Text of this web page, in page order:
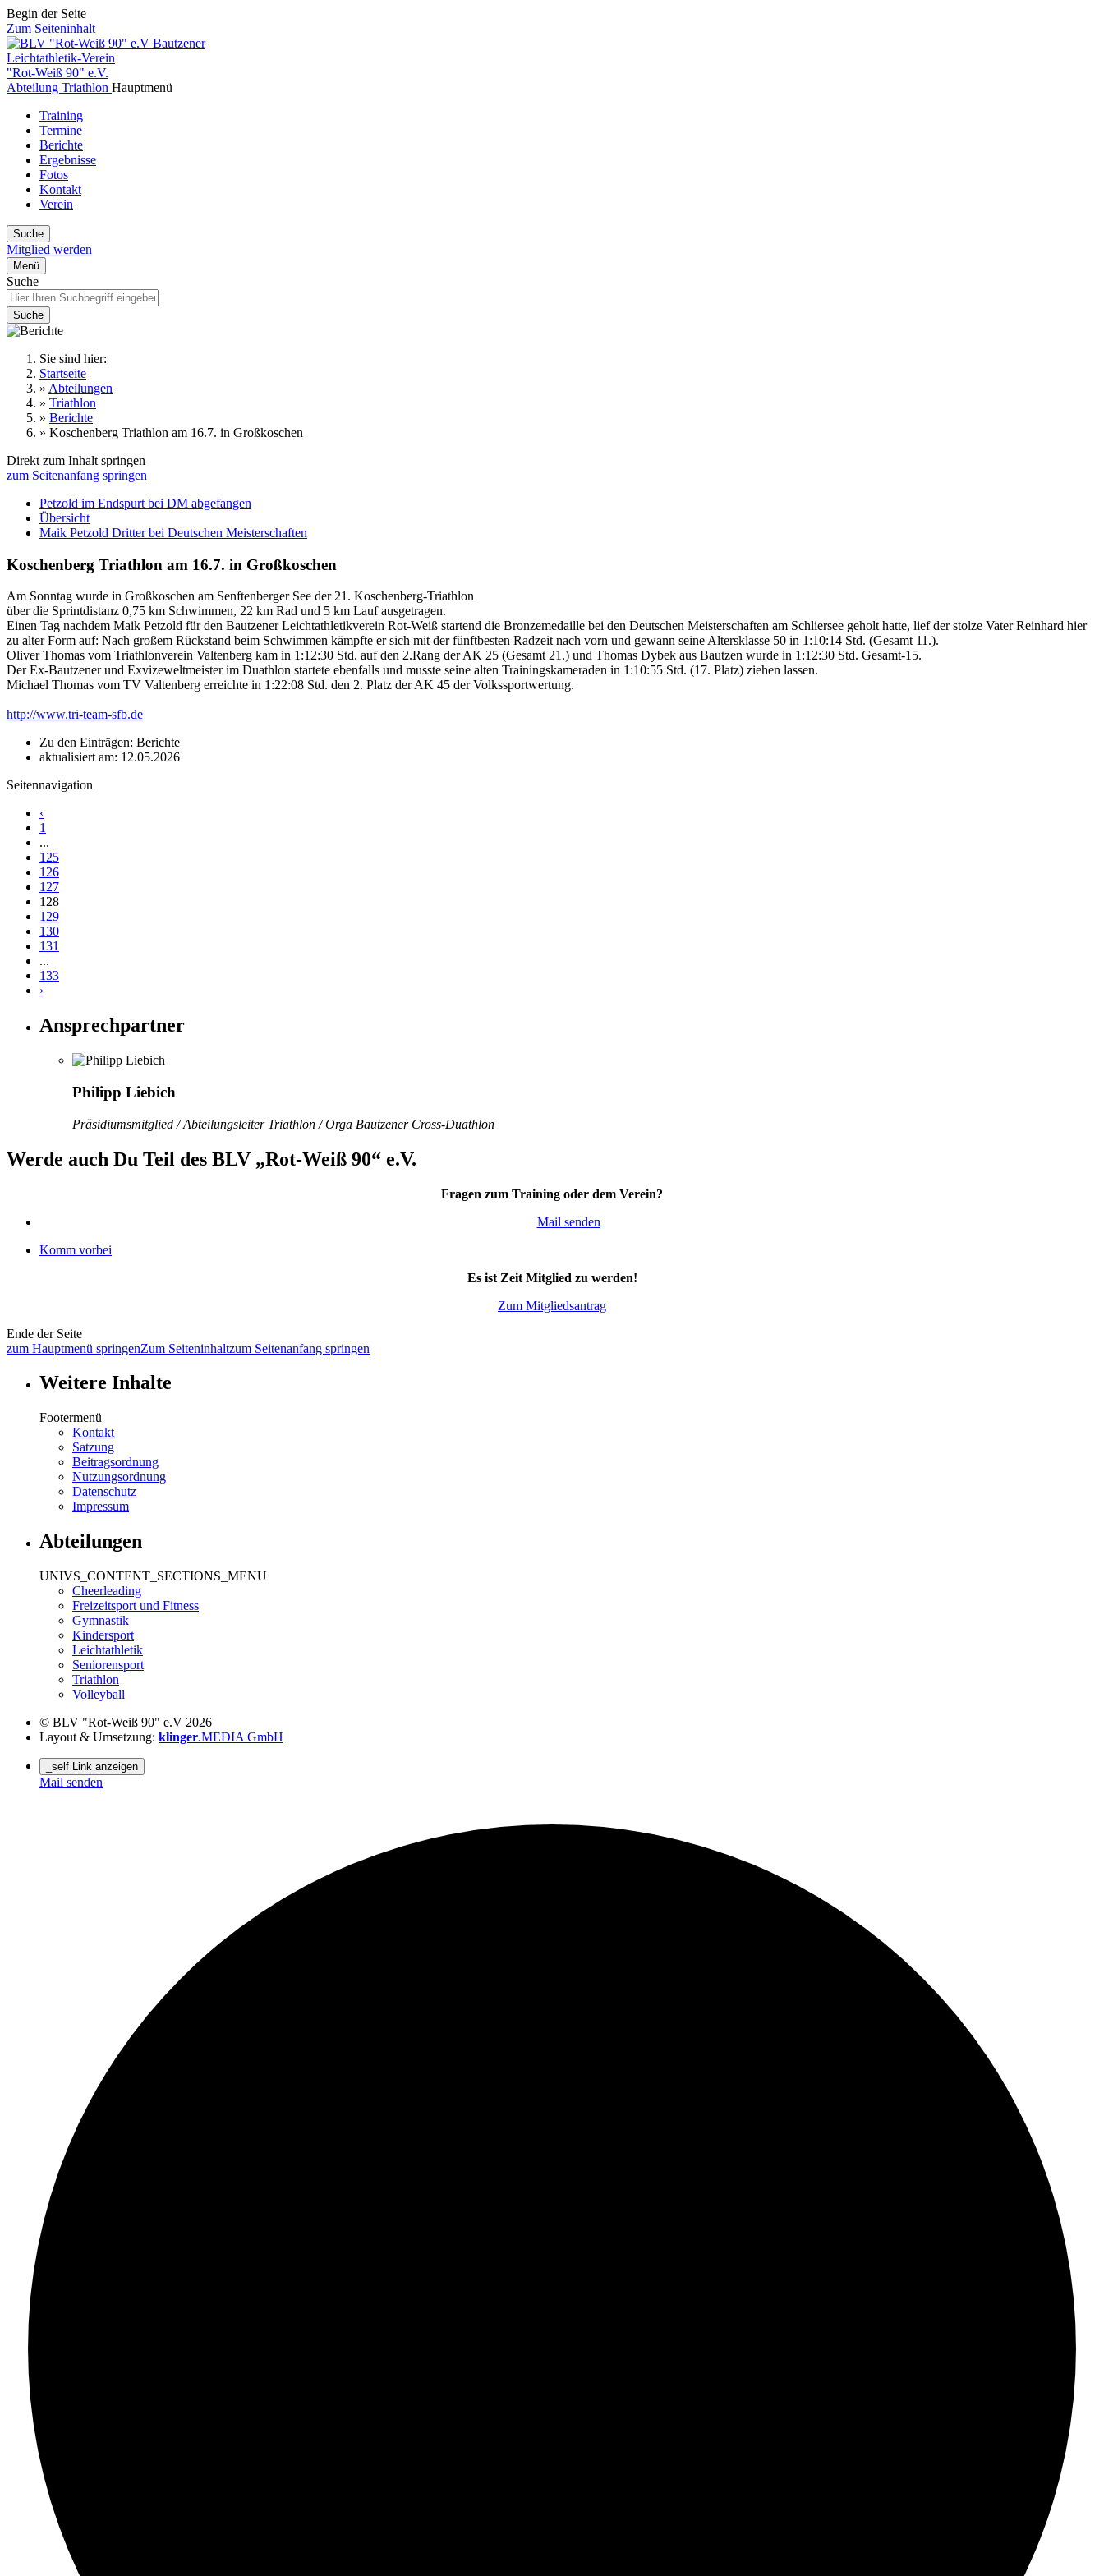
Begin der Seite
Zum Seiteninhalt
Bautzener
Leichtathletik-Verein
"Rot-Weiß 90" e.V.
Abteilung Triathlon Hauptmenü
Training
Termine
Berichte
Ergebnisse
Fotos
Kontakt
Verein
Suche
Mitglied werden
Menü
Suche
Suche
Sie sind hier:
Startseite
» Abteilungen
» Triathlon
» Berichte
» Koschenberg Triathlon am 16.7. in Großkoschen
Direkt zum Inhalt springen
zum Seitenanfang springen
Petzold im Endspurt bei DM abgefangen
Übersicht
Maik Petzold Dritter bei Deutschen Meisterschaften
Koschenberg Triathlon am 16.7. in Großkoschen
Am Sonntag wurde in Großkoschen am Senftenberger See der 21. Koschenberg-Triathlon
über die Sprintdistanz 0,75 km Schwimmen, 22 km Rad und 5 km Lauf ausgetragen.
Einen Tag nachdem Maik Petzold für den Bautzener Leichtathletikverein Rot-Weiß startend die Bronzemedaille bei den Deutschen Meisterschaften am Schliersee geholt hatte, lief der stolze Vater Reinhard hier
zu alter Form auf: Nach großem Rückstand beim Schwimmen kämpfte er sich mit der fünftbesten Radzeit nach vorn und gewann seine Altersklasse 50 in 1:10:14 Std. (Gesamt 11.).
Oliver Thomas vom Triathlonverein Valtenberg kam in 1:12:30 Std. auf den 2.Rang der AK 25 (Gesamt 21.) und Thomas Dybek aus Bautzen wurde in 1:12:30 Std. Gesamt-15.
Der Ex-Bautzener und Exvizeweltmeister im Duathlon startete ebenfalls und musste seine alten Trainingskameraden in 1:10:55 Std. (17. Platz) ziehen lassen.
Michael Thomas vom TV Valtenberg erreichte in 1:22:08 Std. den 2. Platz der AK 45 der Volkssportwertung.
http://www.tri-team-sfb.de
Zu den Einträgen: Berichte
aktualisiert am: 12.05.2026
Seitennavigation
‹
1
...
125
126
127
128
129
130
131
...
133
›
Ansprechpartner
Philipp Liebich
Präsidiumsmitglied / Abteilungsleiter Triathlon / Orga Bautzener Cross-Duathlon
Werde auch Du Teil des BLV „Rot-Weiß 90“ e.V.
Fragen zum Training oder dem Verein?
Mail senden
Komm vorbei
Es ist Zeit Mitglied zu werden!
Zum Mitgliedsantrag
Ende der Seite
zum Hauptmenü springenZum Seiteninhaltzum Seitenanfang springen
Weitere Inhalte
Footermenü
Kontakt
Satzung
Beitragsordnung
Nutzungsordnung
Datenschutz
Impressum
Abteilungen
UNIVS_CONTENT_SECTIONS_MENU
Cheerleading
Freizeitsport und Fitness
Gymnastik
Kindersport
Leichtathletik
Seniorensport
Triathlon
Volleyball
© BLV "Rot-Weiß 90" e.V 2026
Layout & Umsetzung: klinger.MEDIA GmbH
_self Link anzeigen
Mail senden